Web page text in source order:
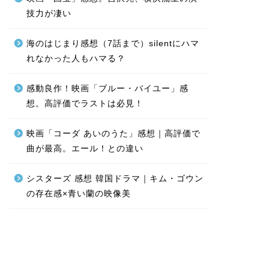
技力が凄い
海のはじまり感想（7話まで）silentにハマ
れなかった人もハマる？
感動良作！映画「ブルー・バイユー」感
想。高評価でラストは必見！
映画「コーダ あいのうた」感想｜高評価で
曲が最高。エール！との違い
シスターズ 感想 韓国ドラマ｜キム・ゴウン
の存在感×青い蘭の映像美